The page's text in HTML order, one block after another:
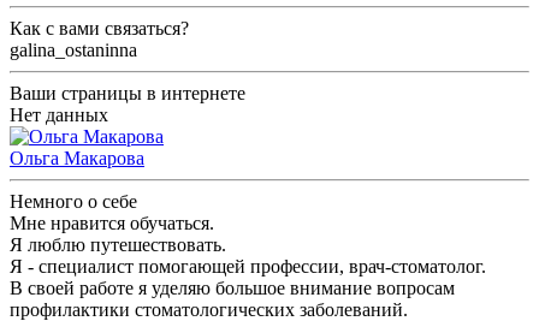
Как с вами связаться?
galina_ostaninna
Ваши страницы в интернете
Нет данных
Ольга Макарова
Немного о себе
Мне нравится обучаться.
Я люблю путешествовать.
Я - специалист помогающей профессии, врач-стоматолог.
В своей работе я уделяю большое внимание вопросам
профилактики стоматологических заболеваний.